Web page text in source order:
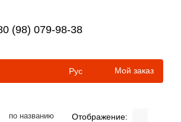
(98) 079-98-38
Рус Мой заказ
по названию Отображение: